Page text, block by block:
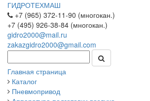
ГИДРОТЕХМАШ
+7 (965) 372-11-90 (многокан.)
+7 (495) 926-38-84 (многокан.)
gidro2000@mail.ru
zakazgidro2000@gmail.com
Главная страница
Каталог
Пневмопривод